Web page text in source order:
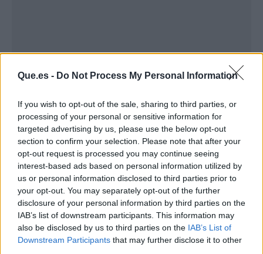
Que.es - Do Not Process My Personal Information
If you wish to opt-out of the sale, sharing to third parties, or
processing of your personal or sensitive information for
targeted advertising by us, please use the below opt-out
section to confirm your selection. Please note that after your
opt-out request is processed you may continue seeing
interest-based ads based on personal information utilized by
us or personal information disclosed to third parties prior to
your opt-out. You may separately opt-out of the further
disclosure of your personal information by third parties on the
IAB’s list of downstream participants. This information may
also be disclosed by us to third parties on the IAB’s List of
Downstream Participants that may further disclose it to other
Publicidad